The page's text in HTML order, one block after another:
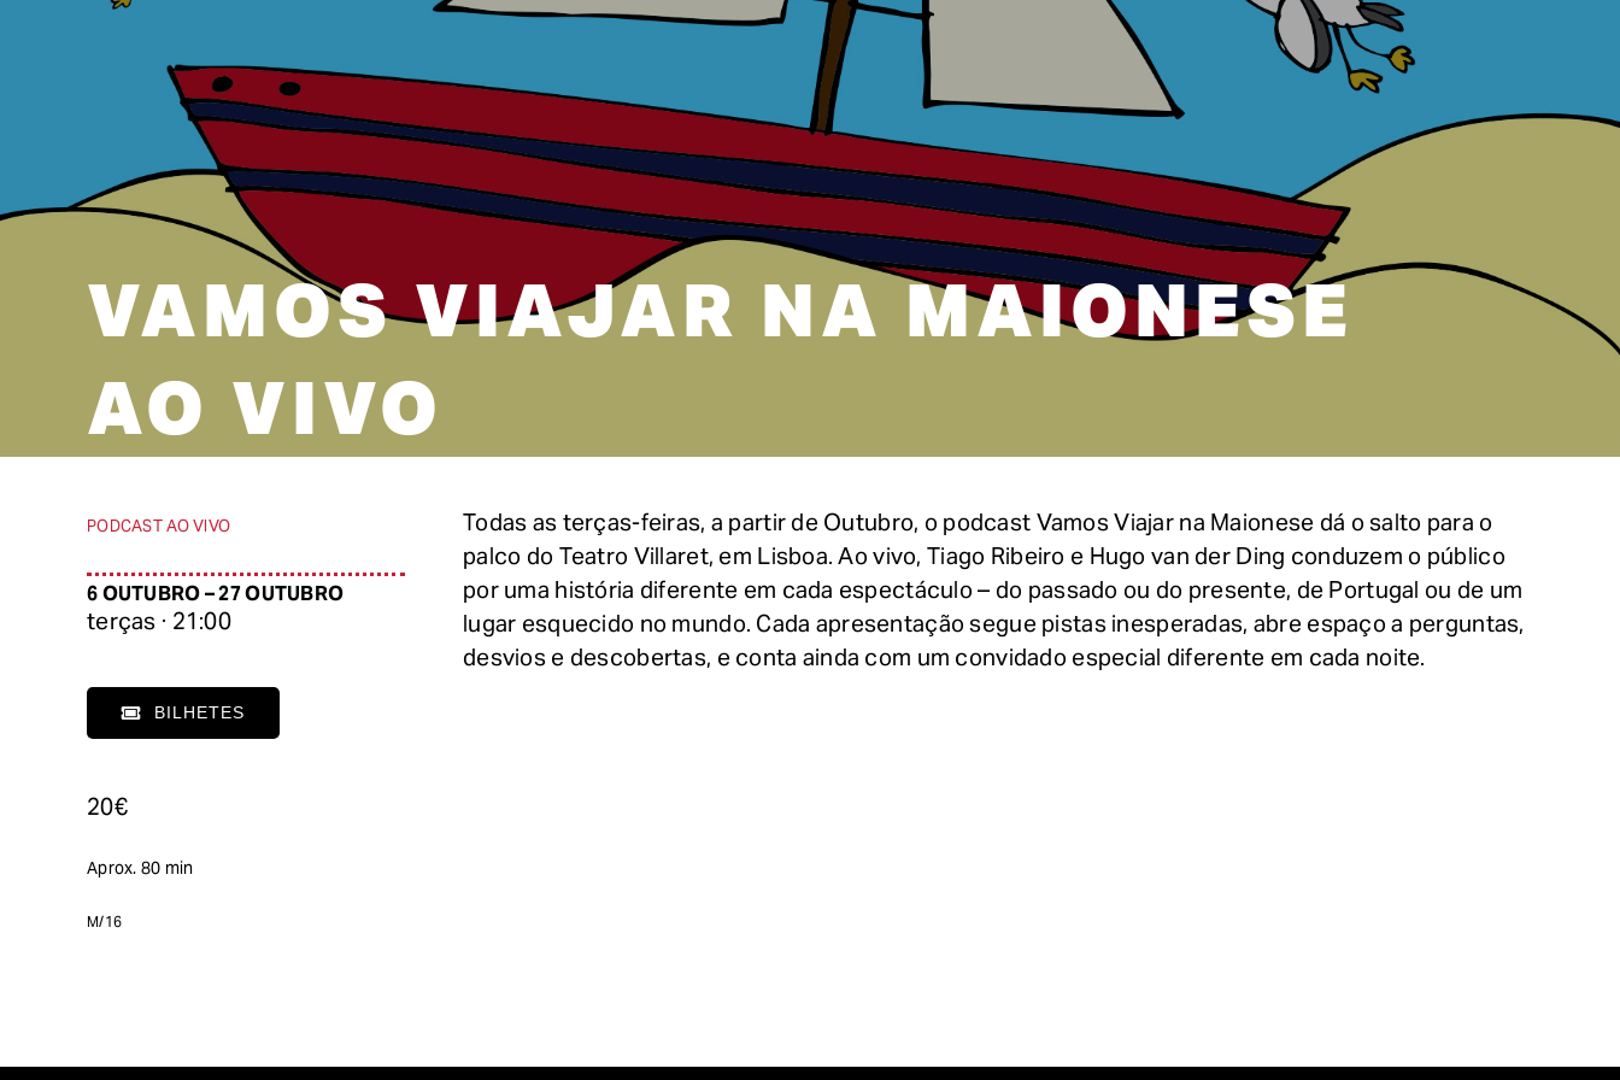
VAMOS VIAJAR NA MAIONESE
AO VIVO
PODCAST AO VIVO
6 OUTUBRO – 27 OUTUBRO
terças · 21:00
BILHETES
20€
Aprox. 80 min
M/16
Todas as terças-feiras, a partir de Outubro, o podcast Vamos Viajar na Maionese dá o salto para o
palco do Teatro Villaret, em Lisboa. Ao vivo, Tiago Ribeiro e Hugo van der Ding conduzem o público
por uma história diferente em cada espectáculo – do passado ou do presente, de Portugal ou de um
lugar esquecido no mundo. Cada apresentação segue pistas inesperadas, abre espaço a perguntas,
desvios e descobertas, e conta ainda com um convidado especial diferente em cada noite.